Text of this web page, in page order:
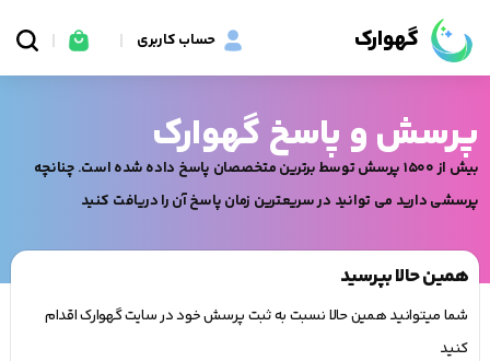
گهوارک حساب کاربری
پرسش و پاسخ گهوارک
بیش از ۱۵۰۰ پرسش توسط برترین متخصصان پاسخ داده شده است. چنانچه
پرسشی دارید می توانید در سریعترین زمان پاسخ آن را دریافت کنید
همین حالا بپرسید
شما میتوانید همین حالا نسبت به ثبت پرسش خود در سایت گهوارک اقدام
کنید